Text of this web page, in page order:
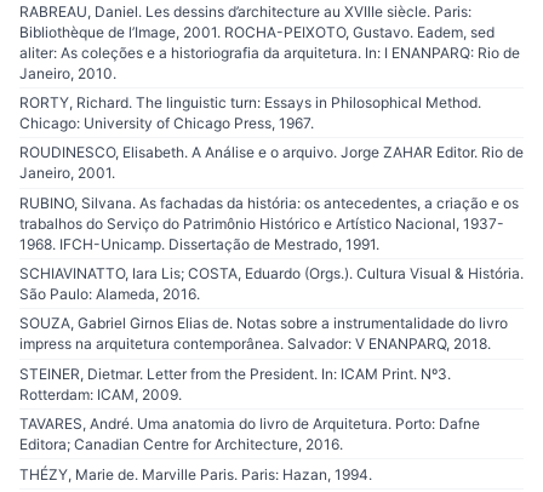
RABREAU, Daniel. Les dessins d’architecture au XVIIIe siècle. Paris:
Bibliothèque de l’Image, 2001. ROCHA-PEIXOTO, Gustavo. Eadem, sed
aliter: As coleções e a historiografia da arquitetura. In: I ENANPARQ: Rio de
Janeiro, 2010.
RORTY, Richard. The linguistic turn: Essays in Philosophical Method.
Chicago: University of Chicago Press, 1967.
ROUDINESCO, Elisabeth. A Análise e o arquivo. Jorge ZAHAR Editor. Rio de
Janeiro, 2001.
RUBINO, Silvana. As fachadas da história: os antecedentes, a criação e os
trabalhos do Serviço do Patrimônio Histórico e Artístico Nacional, 1937-
1968. IFCH-Unicamp. Dissertação de Mestrado, 1991.
SCHIAVINATTO, Iara Lis; COSTA, Eduardo (Orgs.). Cultura Visual & História.
São Paulo: Alameda, 2016.
SOUZA, Gabriel Girnos Elias de. Notas sobre a instrumentalidade do livro
impress na arquitetura contemporânea. Salvador: V ENANPARQ, 2018.
STEINER, Dietmar. Letter from the President. In: ICAM Print. Nº3.
Rotterdam: ICAM, 2009.
TAVARES, André. Uma anatomia do livro de Arquitetura. Porto: Dafne
Editora; Canadian Centre for Architecture, 2016.
THÉZY, Marie de. Marville Paris. Paris: Hazan, 1994.